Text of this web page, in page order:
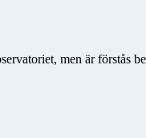
men är förstås